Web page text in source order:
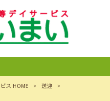
ス HOME > 送迎
>